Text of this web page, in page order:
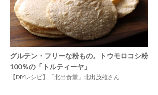
グルテン・フリーな粉もの。トウモロコシ粉
100％の「トルティーヤ」
【DIYレシピ】「北出食堂」北出茂雄さん